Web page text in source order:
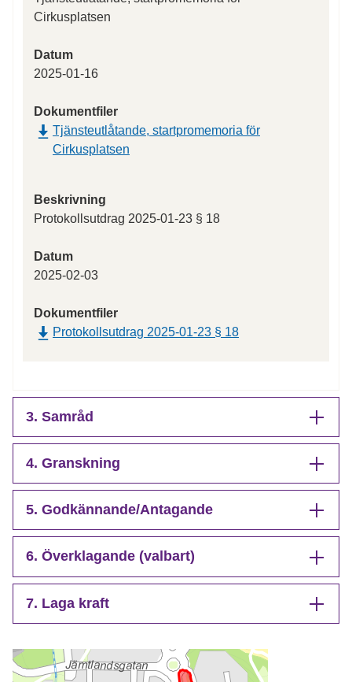
Cirkusplatsen
Datum
2025-01-16
Dokumentfiler
Tjänsteutlåtande, startpromemoria för
Cirkusplatsen
Beskrivning
Protokollsutdrag 2025-01-23 § 18
Datum
2025-02-03
Dokumentfiler
Protokollsutdrag 2025-01-23 § 18
3. Samråd
4. Granskning
5. Godkännande/Antagande
6. Överklagande (valbart)
7. Laga kraft